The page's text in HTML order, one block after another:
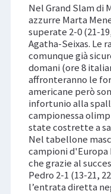
Nel Grand Slam di
azzurre Marta
superate 2-0 (21-
Agatha-Seixas. Le
comunque già
domani (ore 8
affronteranno le
americane però
infortunio alla
campionessa
state costrette a
Nel tabellone
campioni d'Europa
che grazie al
Pedro 2-1 (13-21,
l’entrata diretta